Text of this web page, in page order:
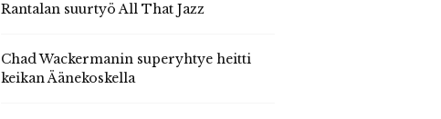
Rantalan suurtyö All That Jazz
Chad Wackermanin superyhtye heitti
keikan Äänekoskella